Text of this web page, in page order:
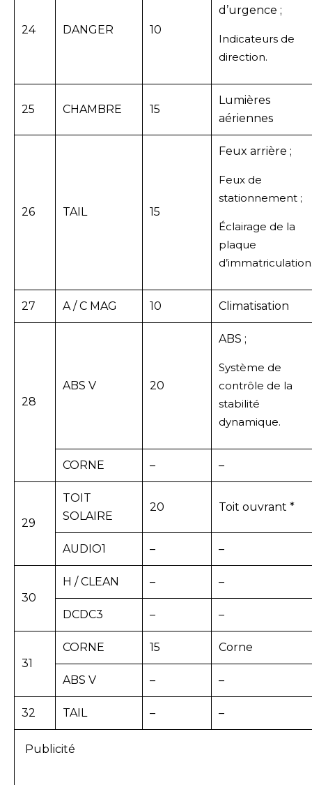
24 DANGER 10
d’urgence ;
Indicateurs de
direction.
25 CHAMBRE 15
Lumières
aériennes
26 TAIL 15
Feux arrière ;
Feux de
stationnement ;
Éclairage de la
plaque
27 A / C MAG 10 Climatisation
28
ABS V 20
ABS ;
Système de
contrôle de la
stabilité
dynamique.
CORNE – –
29
TOIT
SOLAIRE
20 Toit ouvrant *
AUDIO1 – –
30
H / CLEAN – –
DCDC3 – –
31
CORNE 15 Corne
ABS V – –
32 TAIL – –
Publicité